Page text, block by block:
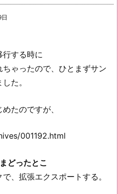
行する時に
ゃったので、ひとまずサン
た。
たのですが、
001192.html
どったとこ
、拡張エクスポートする。